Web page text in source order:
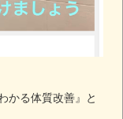
かる体質改善』と